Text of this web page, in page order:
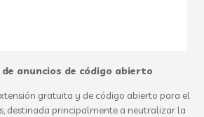
anuncios de código abierto
gratuita y de código abierto para el
destinada principalmente a neutralizar la